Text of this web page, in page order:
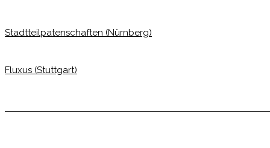
Stadtteilpatenschaften (Nürnberg)
Fluxus (Stuttgart)